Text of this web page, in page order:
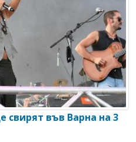
свирят във Варна на 3